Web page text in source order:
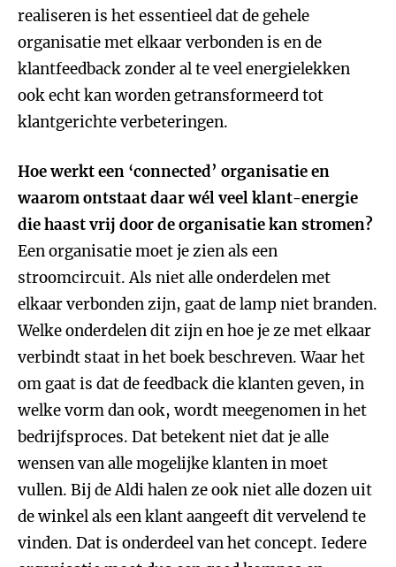
realiseren is het essentieel dat de gehele
organisatie met elkaar verbonden is en de
klantfeedback zonder al te veel energielekken
ook echt kan worden getransformeerd tot
klantgerichte verbeteringen.
Hoe werkt een ‘connected’ organisatie en
waarom ontstaat daar wél veel klant-energie
die haast vrij door de organisatie kan stromen?
Een organisatie moet je zien als een
stroomcircuit. Als niet alle onderdelen met
elkaar verbonden zijn, gaat de lamp niet branden.
Welke onderdelen dit zijn en hoe je ze met elkaar
verbindt staat in het boek beschreven. Waar het
om gaat is dat de feedback die klanten geven, in
welke vorm dan ook, wordt meegenomen in het
bedrijfsproces. Dat betekent niet dat je alle
wensen van alle mogelijke klanten in moet
vullen. Bij de Aldi halen ze ook niet alle dozen uit
de winkel als een klant aangeeft dit vervelend te
vinden. Dat is onderdeel van het concept. Iedere